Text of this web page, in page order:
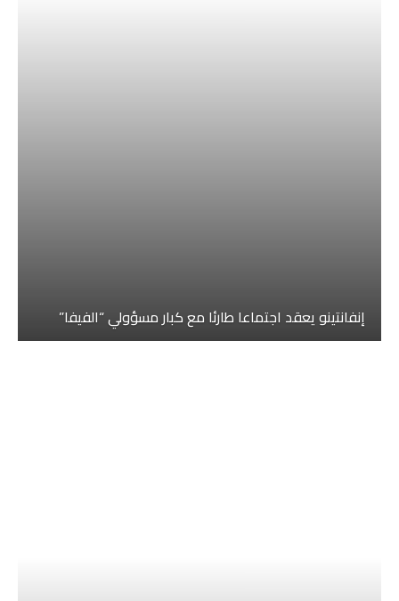
إنفانتينو يعقد اجتماعا طارئا مع كبار مسؤولي “الفيفا”